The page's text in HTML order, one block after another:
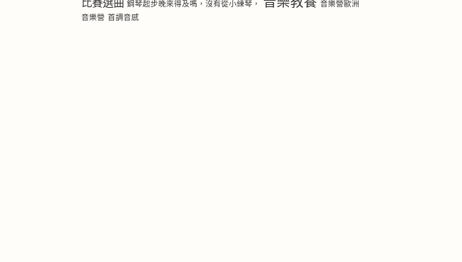
鋼琴起步晚來得及嗎，沒有從小練琴，
音樂營歐洲
音樂營 首調音感